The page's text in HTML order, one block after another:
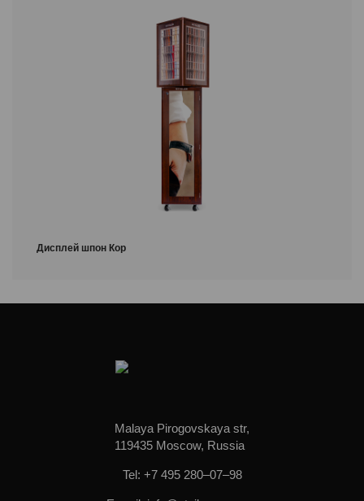
Дисплей шпон Кор
Malaya Pirogovskaya str,
119435 Moscow, Russia
Tel: +7 495 280–07–98